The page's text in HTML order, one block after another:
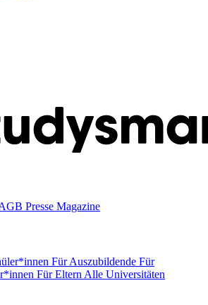
Presse Magazine
Für Auszubildende Für
Für Eltern Alle Universitäten